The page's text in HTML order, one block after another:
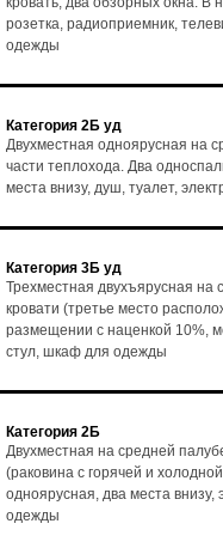
розетка, радиоприемник,
одежды
Категория 2Б уд
Двухместная одноярусная на
части теплохода. Два
места внизу, душ, туалет,
Категория 3Б уд
Трехместная двухъярусная на
кровати (третье место
размещении с наценкой 10%,
стул, шкаф для одежды
Категория 2Б
Двухместная на средней
(раковина с горячей и
одноярусная, два места
одежды